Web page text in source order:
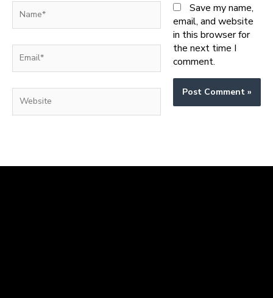
Save my name,
email, and website
in this browser for
the next time I
comment.